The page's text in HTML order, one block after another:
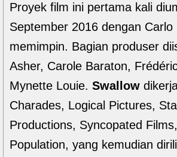
Proyek film ini pertama kali
September 2016 dengan Carlo
memimpin. Bagian produser
Asher, Carole Baraton,
Mynette Louie. Swallow
Charades, Logical Pictures,
Productions, Syncopated
Population, yang kemudian